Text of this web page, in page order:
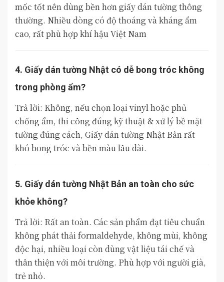
mốc tốt nên dùng bền hơn giấy dán tường thông
thường. Nhiều dòng có độ thoáng và kháng ẩm
cao, rất phù hợp khí hậu Việt Nam
4. Giấy dán tường Nhật có dễ bong tróc không
trong phòng ẩm?
Trả lời: Không, nếu chọn loại vinyl hoặc phủ
chống ẩm, thi công đúng kỹ thuật & xử lý bề mặt
tường đúng cách, Giấy dán tường Nhật Bản rất
khó bong tróc và bền màu lâu dài.
5. Giấy dán tường Nhật Bản an toàn cho sức
khỏe không?
Trả lời: Rất an toàn. Các sản phẩm đạt tiêu chuẩn
không phát thải formaldehyde, không mùi, không
độc hại, nhiều loại còn dùng vật liệu tái chế và
thân thiện với môi trường. Phù hợp với người già,
trẻ nhỏ.